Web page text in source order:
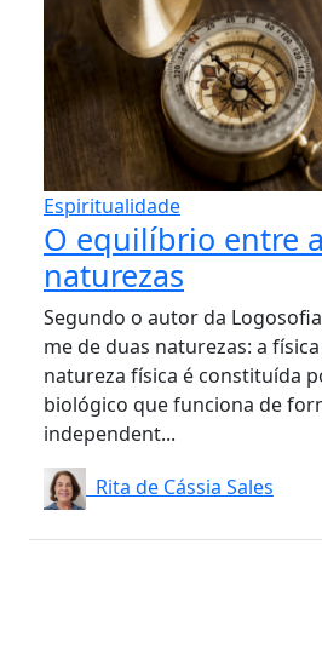
Espiritualidade
O equilíbrio entre
naturezas
Segundo o autor da
me de duas naturezas: a
natureza física é constituída
biológico que funciona de
independent...
Rita de Cássia Sales